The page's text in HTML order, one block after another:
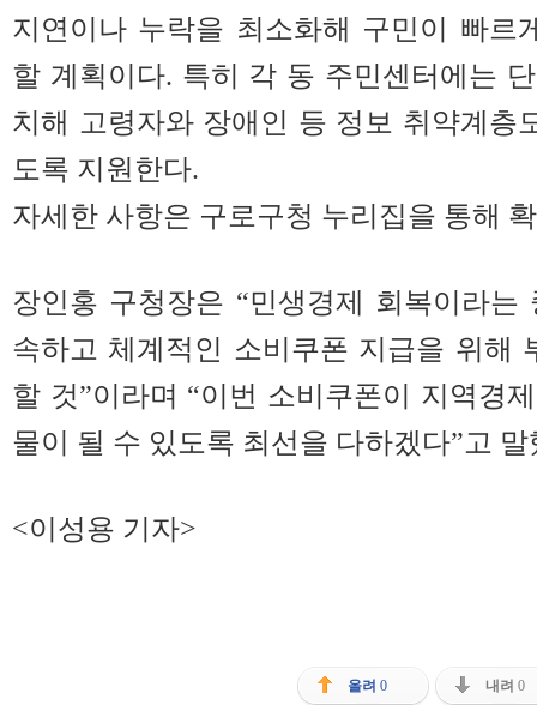
지연이나 누락을 최소화해 구민이 빠르
할 계획이다. 특히 각 동 주민센터에는
치해 고령자와 장애인 등 정보 취약계층
도록 지원한다.
자세한 사항은 구로구청 누리집을 통해
장인홍 구청장은 “민생경제 회복이라
속하고 체계적인 소비쿠폰 지급을 위해
할 것”이라며 “이번 소비쿠폰이 지역경
물이 될 수 있도록 최선을 다하겠다”고 말
<이성용 기자>
올려 0 내려 0